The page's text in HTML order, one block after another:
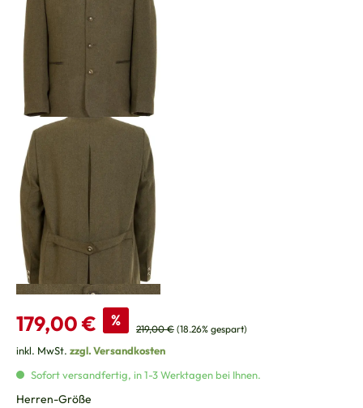
Verkaufspreis:
179,00 € % Regulärer Preis:
219,00 € (18.26% gespart)
inkl. MwSt. zzgl. Versandkosten
Sofort versandfertig, in 1-3 Werktagen bei Ihnen.
Herren-Größe